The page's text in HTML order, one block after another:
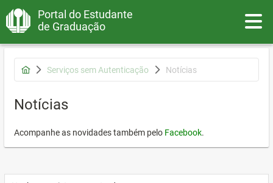
Portal do Estudante
de Graduação
Serviços sem Autenticação Notícias
Notícias
Acompanhe as novidades também pelo Facebook.